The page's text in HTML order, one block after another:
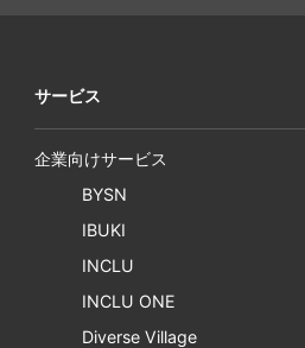
サービス
企業向けサービス
BYSN
IBUKI
INCLU
INCLU ONE
Diverse Village